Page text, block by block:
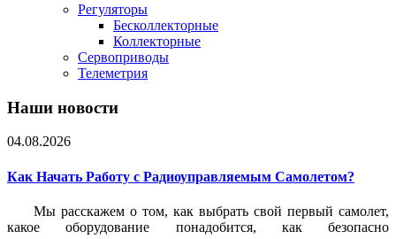
Регуляторы
Бесколлекторные
Коллекторные
Сервоприводы
Телеметрия
Наши новости
04.08.2026
Как Начать Работу с Радиоуправляемым Самолетом?
Мы расскажем о том, как выбрать свой первый самолет,
какое оборудование понадобится, как безопасно